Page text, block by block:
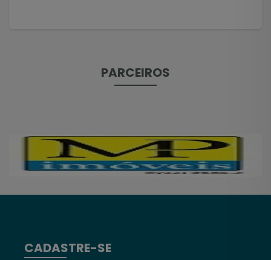
PARCEIROS
CADASTRE-SE